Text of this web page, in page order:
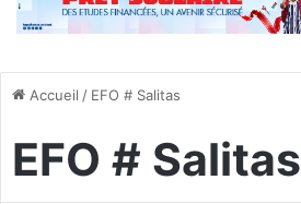
Accueil / EFO # Salitas
EFO # Salitas